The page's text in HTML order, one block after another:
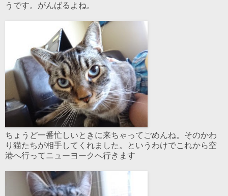
うです。がんばるよね。
ちょうど一番忙しいときに来ちゃってごめんね。そのかわ
り猫たちが相手してくれました。というわけでこれから空
港へ行ってニューヨークへ行きます